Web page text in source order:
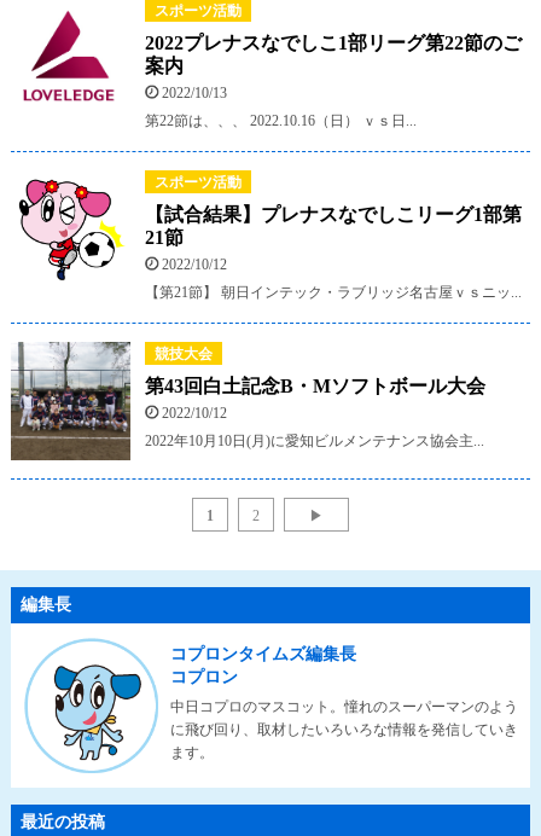
スポーツ活動
2022プレナスなでしこ1部リーグ第22節のご
案内
2022/10/13
第22節は、、、 2022.10.16（日） ｖｓ日...
スポーツ活動
【試合結果】プレナスなでしこリーグ1部第
21節
2022/10/12
【第21節】 朝日インテック・ラブリッジ名古屋ｖｓニッ...
競技大会
第43回白土記念B・Mソフトボール大会
2022/10/12
2022年10月10日(月)に愛知ビルメンテナンス協会主...
1 2 ▶
編集長
コプロンタイムズ編集長
コプロン
中日コプロのマスコット。憧れのスーパーマンのよう
に飛び回り、取材したいろいろな情報を発信していき
ます。
最近の投稿